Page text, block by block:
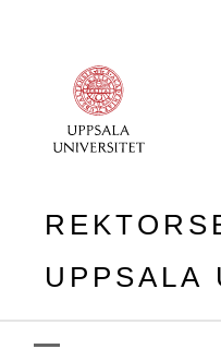
UPPSALA